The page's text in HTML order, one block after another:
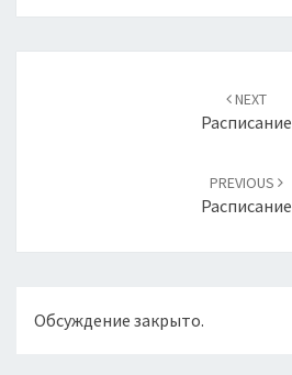
NEXT
Расписание
PREVIOUS
Расписание
Обсуждение закрыто.